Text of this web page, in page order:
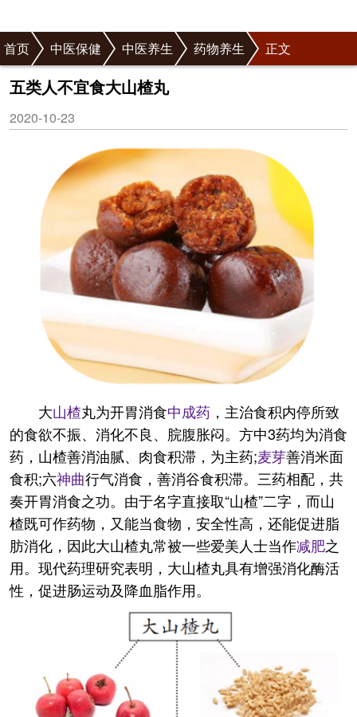
首页 中医保健 中医养生 药物养生 正文
五类人不宜食大山楂丸
2020-10-23
大山楂丸为开胃消食中成药 ，主治食积内停所致
的食欲不振、消化不良、脘腹胀闷。方中3药均为消食
药，山楂善消油腻、肉食积滞，为主药;麦芽善消米面
食积;六神曲行气消食，善消谷食积滞。三药相配，共
奏开胃消食之功。由于名字直接取“山楂”二字，而山
楂既可作药物，又能当食物，安全性高，还能促进脂
肪消化，因此大山楂丸常被一些爱美人士当作减肥之
用。现代药理研究表明，大山楂丸具有增强消化酶活
性，促进肠运动及降血脂作用。